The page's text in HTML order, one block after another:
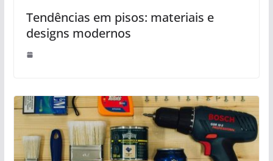
Tendências em pisos: materiais e
designs modernos